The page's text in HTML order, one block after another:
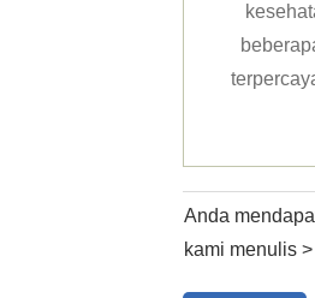
Anda
kami menulis >